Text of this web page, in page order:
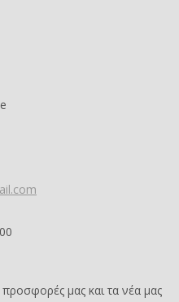
προσφορές μας και τα νέα μας